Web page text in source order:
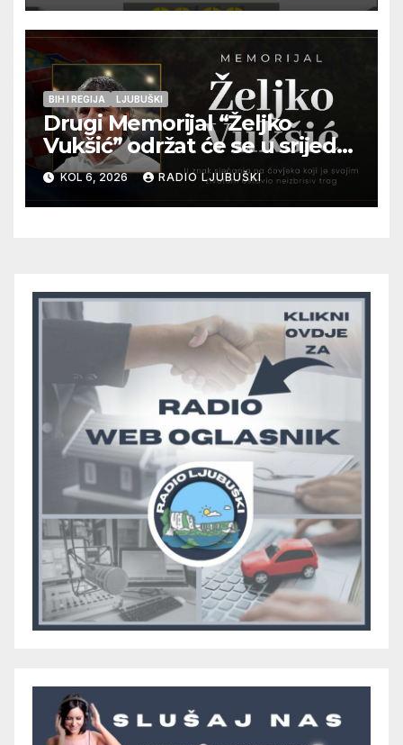
pripadnika HOS-a
BIH I REGIJA LJUBUŠKI
Drugi Memorijal “Željko
Vukšić” održat će se u srijedu
12. kolovoza u Otoku
KOL 6, 2026 RADIO LJUBUŠKI